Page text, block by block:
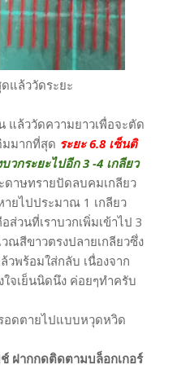
แล้ววัดระยะ
แล้ววัดความยาวเพื่อจะตัด
มมากที่สุด ระยะ 6.8 เซ็นติ
วกระยะไปอีก 3 -4 เกลียว
ดาษทรายปัดลบคมเกลียว
ยไปประมาณ 1 เกลียว
ส่วนที่เราบวกเพิ่มเข้าไป 3
ณสีขาวตรงปลายเกลียวซึ่ง
วพร้อมใส่กลับ เนื่องจาก
ใจเย็นนิดนึง ค่อยๆทำครับ
อดตายไปแบบหวุดหวิด
ฝากกดติดตามบล็อกเกอร์